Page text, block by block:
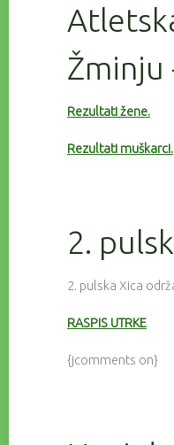
Žminju
Rezultati žene.
Rezultati muškarci.
2.
2. pulska Xica
RASPIS UTRKE
{jcomments on}